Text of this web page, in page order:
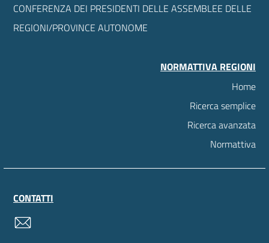
CONFERENZA DEI PRESIDENTI DELLE ASSEMBLEE DELLE
REGIONI/PROVINCE AUTONOME
NORMATTIVA REGIONI
Home
Ricerca semplice
Ricerca avanzata
Normattiva
CONTATTI